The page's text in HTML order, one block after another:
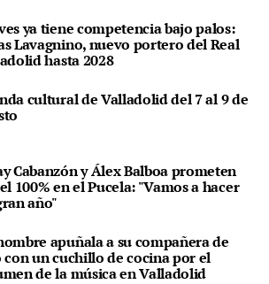
ya tiene competencia bajo palos:
Lavagnino, nuevo portero del Real
hasta 2028
cultural de Valladolid del 7 al 9 de
Cabanzón y Álex Balboa prometen
100% en el Pucela: "Vamos a hacer
año"
apuñala a su compañera de
con un cuchillo de cocina por el
de la música en Valladolid